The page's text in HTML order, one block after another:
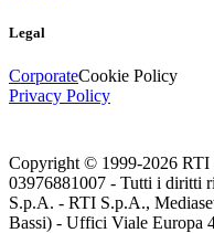
Legal
CorporateCookie Policy
Privacy Policy
Copyright © 1999-2026 RTI
03976881007 - Tutti i diritti
S.p.A. - RTI S.p.A.,
Bassi) - Uffici Viale Europa